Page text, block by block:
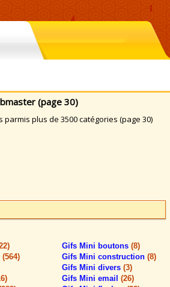
(page 30)
plus de 3500 catégories (page 30)
(564)
Gifs Mini boutons (8)
Gifs Mini construction (8)
Gifs Mini divers (3)
Gifs Mini email (26)